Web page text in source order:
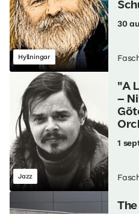
Hyllningar
30
Jazz
"A
–
1